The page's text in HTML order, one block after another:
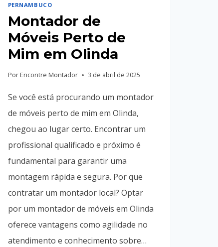
PERNAMBUCO
Montador de
Móveis Perto de
Mim em Olinda
PorEncontre Montador 3 de abril de 2025
Se você está procurando um montador
de móveis perto de mim em Olinda,
chegou ao lugar certo. Encontrar um
profissional qualificado e próximo é
fundamental para garantir uma
montagem rápida e segura. Por que
contratar um montador local? Optar
por um montador de móveis em Olinda
oferece vantagens como agilidade no
atendimento e conhecimento sobre…